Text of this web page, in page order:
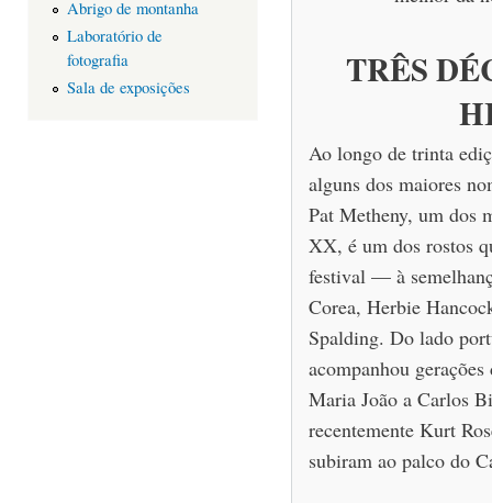
Abrigo de montanha
Laboratório de
fotografia
Sala de exposições
TRÊS
Ao longo de trinta
alguns dos maiores
Pat Metheny, um dos
XX, é um dos rostos
festival — à
Corea, Herbie
Spalding. Do lado
acompanhou
Maria João a Carlos
recentemente Kurt
subiram ao palco do